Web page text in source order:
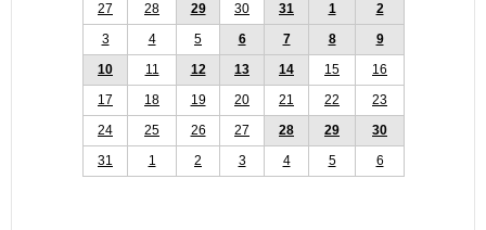
27 28 29 30 31 1
2
3
4 5 6 7 8
9
10
11 12 13 14 15
16
17
18 19 20 21 22
23
24
25 26 27 28 29
30
31
1 2 3 4 5 6